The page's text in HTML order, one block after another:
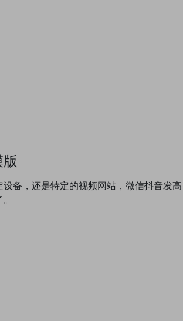
备，还是特定的视频网站，微信抖音发高